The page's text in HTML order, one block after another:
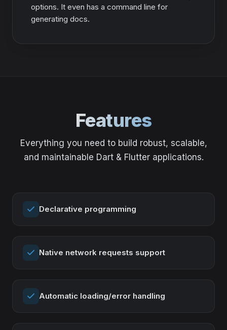
options. It even has a command line for
generating docs.
Features
Everything you need to build robust, scalable,
and maintainable Dart & Flutter applications.
Declarative programming
Native network requests support
Automatic loading/error handling